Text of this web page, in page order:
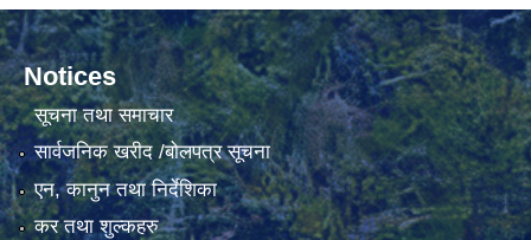
Notices
सूचना तथा समाचार
सार्वजनिक खरीद /बोलपत्र सूचना
एन, कानुन तथा निर्देशिका
कर तथा शुल्कहरु